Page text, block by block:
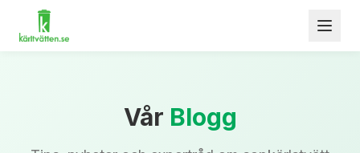
Vår Blogg